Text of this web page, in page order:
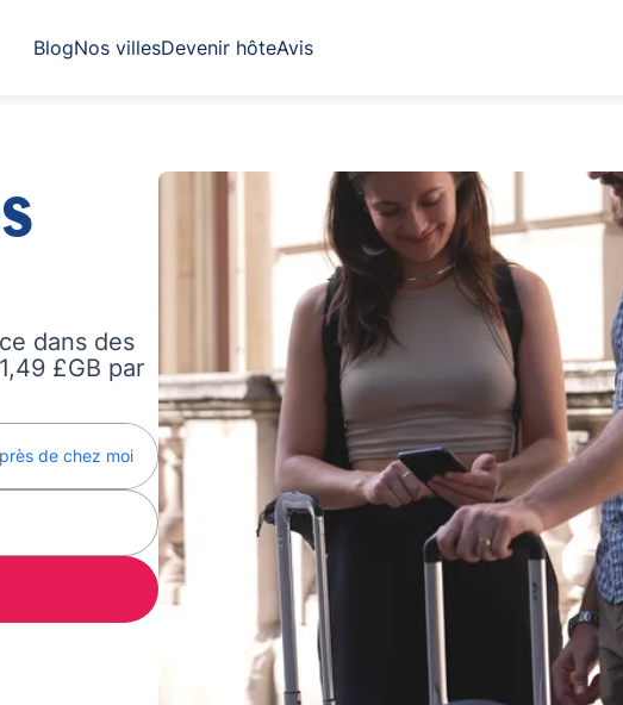
BlogNos villesDevenir hôteAvis
dans des
£GB par
de chez moi